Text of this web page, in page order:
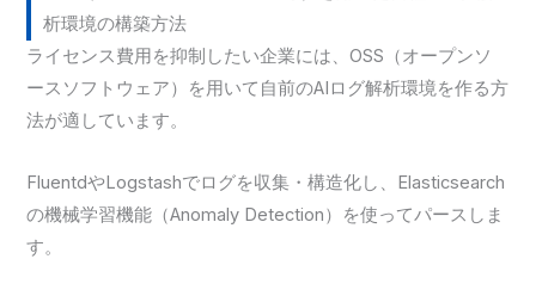
析環境の構築方法
ライセンス費用を抑制したい企業には、OSS（オープンソ
ースソフトウェア）を用いて自前のAIログ解析環境を作る方
法が適しています。
FluentdやLogstashでログを収集・構造化し、Elasticsearch
の機械学習機能（Anomaly Detection）を使ってパースしま
す。